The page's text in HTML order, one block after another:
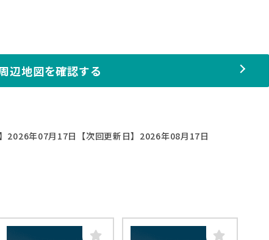
辺地図を確認する
2026年07月17日 【次回更新日】2026年08月17日